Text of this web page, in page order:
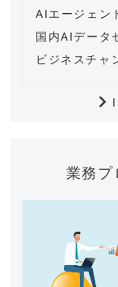
AIエージェン
国内AIデータ
ビジネスチャ
業務プ